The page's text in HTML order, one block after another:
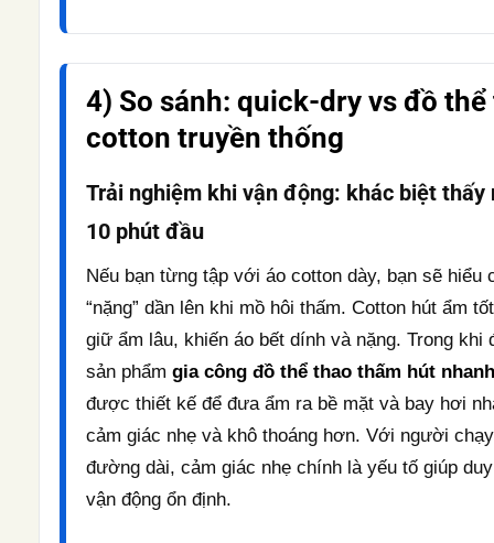
4) So sánh: quick-dry vs đồ thể
cotton truyền thống
Trải nghiệm khi vận động: khác biệt thấy
10 phút đầu
Nếu bạn từng tập với áo cotton dày, bạn sẽ hiểu
“nặng” dần lên khi mồ hôi thấm. Cotton hút ẩm
giữ ẩm lâu, khiến áo bết dính và nặng. Trong khi
sản phẩm gia công đồ thể thao thấm hút
được thiết kế để đưa ẩm ra bề mặt và bay hơi
cảm giác nhẹ và khô thoáng hơn. Với người
đường dài, cảm giác nhẹ chính là yếu tố giúp
vận động ổn định.